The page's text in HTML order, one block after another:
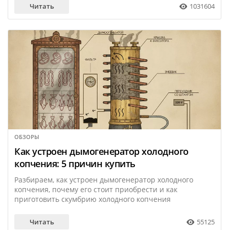
Читать 1031604
ОБЗОРЫ
Как устроен дымогенератор холодного
копчения: 5 причин купить
Разбираем, как устроен дымогенератор холодного
копчения, почему его стоит приобрести и как
приготовить скумбрию холодного копчения
Читать 55125